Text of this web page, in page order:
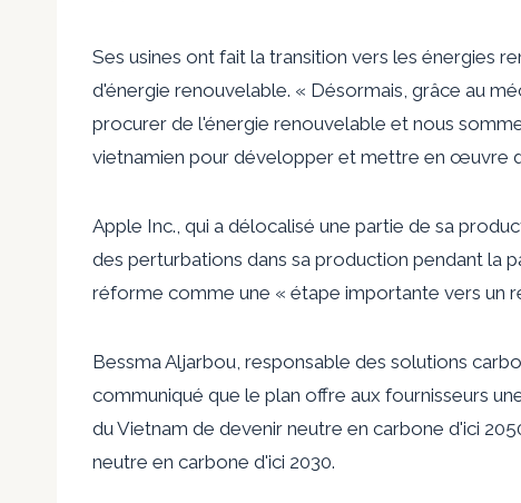
Ses usines ont fait la transition vers les énergies
d'énergie renouvelable. « Désormais, grâce au
procurer de l'énergie renouvelable et nous
vietnamien pour développer et mettre en œuvre
Apple Inc., qui a délocalisé une partie de sa
des perturbations dans sa production pendant la
réforme comme une « étape importante vers un
Bessma Aljarbou, responsable des solutions
communiqué que le plan offre aux fournisseurs
du Vietnam de devenir neutre en carbone d'ici
neutre en carbone d'ici 2030.